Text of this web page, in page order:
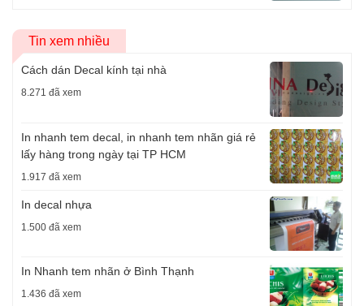
Tin xem nhiều
Cách dán Decal kính tại nhà
8.271 đã xem
In nhanh tem decal, in nhanh tem nhãn giá rẻ
lấy hàng trong ngày tại TP HCM
1.917 đã xem
In decal nhựa
1.500 đã xem
In Nhanh tem nhãn ở Bình Thạnh
1.436 đã xem